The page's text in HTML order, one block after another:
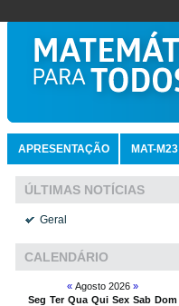
APRESENTAÇÃO MAT-M23
ÚLTIMAS NOTÍCIAS
Geral
CALENDÁRIO
« Agosto 2026 »
Seg Ter Qua Qui Sex Sab Dom